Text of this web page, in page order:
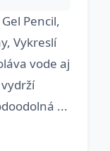
Pencil,
Vykreslí
vode aj
...